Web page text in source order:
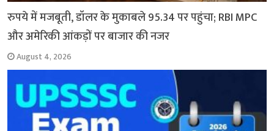
रुपये में मजबूती, डॉलर के मुकाबले 95.34 पर पहुंचा; RBI MPC
और अमेरिकी आंकड़ों पर बाजार की नजर
August 4, 2026